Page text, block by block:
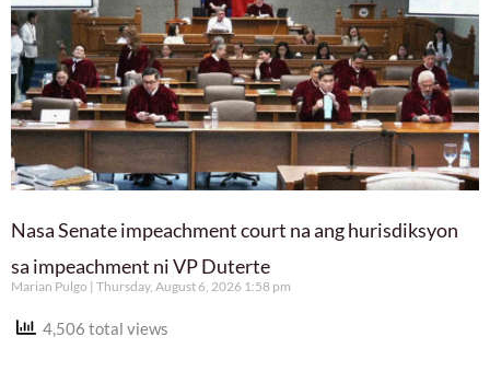
Nasa Senate impeachment court na ang hurisdiksyon
sa impeachment ni VP Duterte
Marian Pulgo Thursday, August 6, 2026 1:58 pm
4,506 total views